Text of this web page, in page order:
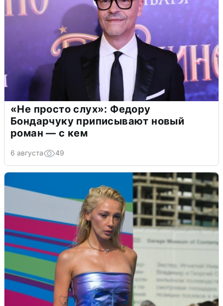
«Не просто слух»: Федору
Бондарчуку приписывают новый
роман — с кем
6 августа 49